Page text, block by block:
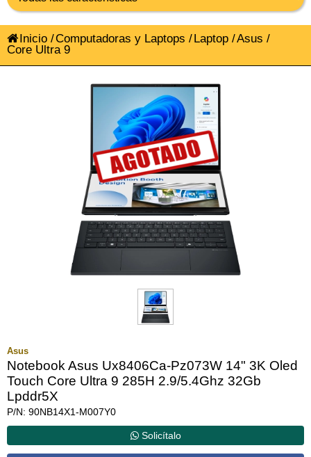
Inicio /Computadoras y Laptops /Laptop /Asus /
Core Ultra 9
Asus
Notebook Asus Ux8406Ca-Pz073W 14" 3K Oled
Touch Core Ultra 9 285H 2.9/5.4Ghz 32Gb
Lpddr5X
P/N: 90NB14X1-M007Y0
Solicítalo